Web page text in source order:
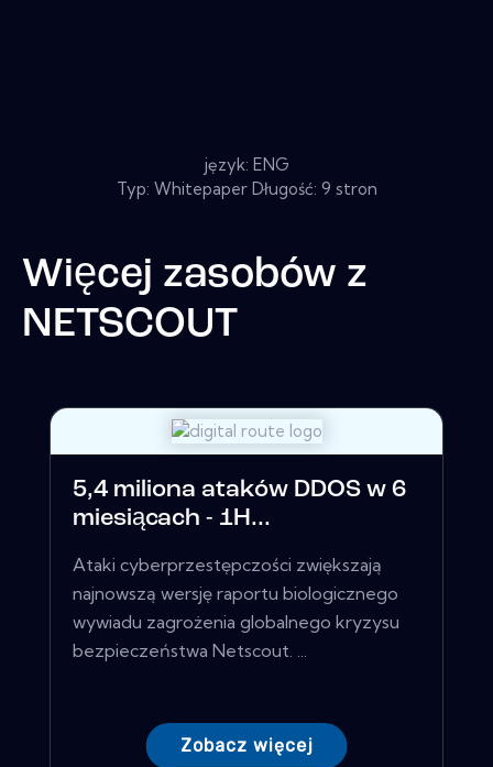
język: ENG
Typ: Whitepaper Długość: 9 stron
Więcej zasobów z
NETSCOUT
5,4 miliona ataków DDOS w 6
miesiącach - 1H...
Ataki cyberprzestępczości zwiększają
najnowszą wersję raportu biologicznego
wywiadu zagrożenia globalnego kryzysu
bezpieczeństwa Netscout. ...
Zobacz więcej